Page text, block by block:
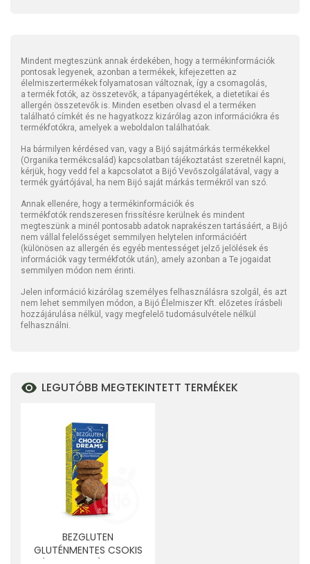
Mindent megteszünk annak érdekében, hogy a termékinformációk
pontosak legyenek, azonban a termékek, kifejezetten az
élelmiszertermékek folyamatosan változnak, így a csomagolás,
a termék fotók, az összetevők, a tápanyagértékek, a dietetikai és
allergén összetevők is. Minden esetben olvasd el a terméken
található címkét és ne hagyatkozz kizárólag azon információkra és
termékfotókra, amelyek a weboldalon találhatóak.
Ha bármilyen kérdésed van, vagy a Bijó sajátmárkás termékekkel
(Organika termékcsalád) kapcsolatban tájékoztatást szeretnél kapni,
kérjük, hogy vedd fel a kapcsolatot a Bijó Vevőszolgálatával, vagy a
termék gyártójával, ha nem Bijó saját márkás termékről van szó.
Annak ellenére, hogy a termékinformációk és
termékfotók rendszeresen frissítésre kerülnek és mindent
megteszünk a minél pontosabb adatok naprakészen tartásáért, a Bijó
nem vállal felelősséget semmilyen helytelen információért
(különösen az allergén és egyéb mentességet jelző jelölések és
információk vagy termékfotók után), amely azonban a Te jogaidat
semmilyen módon nem érinti.
Jelen információ kizárólag személyes felhasználásra szolgál, és azt
nem lehet semmilyen módon, a Bijó Élelmiszer Kft. előzetes írásbeli
hozzájárulása nélkül, vagy megfelelő tudomásulvétele nélkül
felhasználni.
LEGUTÓBB MEGTEKINTETT TERMÉKEK
BEZGLUTEN
GLUTÉNMENTES CSOKIS